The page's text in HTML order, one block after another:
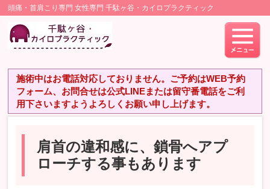
頭痛・首肩こり専門 女性専門 千駄ヶ谷・カイロプラクティック
施術中はお電話対応しておりません。ご予約はWEB予約
フォーム、お問合せは公式LINEまたは留守番電話をご利
用下さいますようよろしくお願い申し上げます。
肩首の違和感に、鎖骨へアプ
ローチする事もあります